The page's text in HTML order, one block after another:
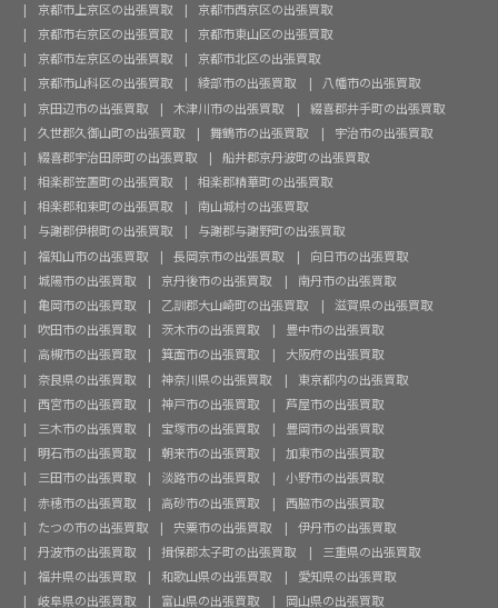
京都市上京区の出張買取
京都市西京区の出張買取
京都市右京区の出張買取
京都市東山区の出張買取
京都市左京区の出張買取
京都市北区の出張買取
京都市山科区の出張買取
綾部市の出張買取
八幡市の出張買取
京田辺市の出張買取
木津川市の出張買取
綴喜郡井手町の出張買取
久世郡久御山町の出張買取
舞鶴市の出張買取
宇治市の出張買取
綴喜郡宇治田原町の出張買取
船井郡京丹波町の出張買取
相楽郡笠置町の出張買取
相楽郡精華町の出張買取
相楽郡和束町の出張買取
南山城村の出張買取
与謝郡伊根町の出張買取
与謝郡与謝野町の出張買取
福知山市の出張買取
長岡京市の出張買取
向日市の出張買取
城陽市の出張買取
京丹後市の出張買取
南丹市の出張買取
亀岡市の出張買取
乙訓郡大山崎町の出張買取
滋賀県の出張買取
吹田市の出張買取
茨木市の出張買取
豊中市の出張買取
高槻市の出張買取
箕面市の出張買取
大阪府の出張買取
奈良県の出張買取
神奈川県の出張買取
東京都内の出張買取
西宮市の出張買取
神戸市の出張買取
芦屋市の出張買取
三木市の出張買取
宝塚市の出張買取
豊岡市の出張買取
明石市の出張買取
朝来市の出張買取
加東市の出張買取
三田市の出張買取
淡路市の出張買取
小野市の出張買取
赤穂市の出張買取
高砂市の出張買取
西脇市の出張買取
たつの市の出張買取
宍粟市の出張買取
伊丹市の出張買取
丹波市の出張買取
揖保郡太子町の出張買取
三重県の出張買取
福井県の出張買取
和歌山県の出張買取
愛知県の出張買取
岐阜県の出張買取
富山県の出張買取 岡山県の出張買取